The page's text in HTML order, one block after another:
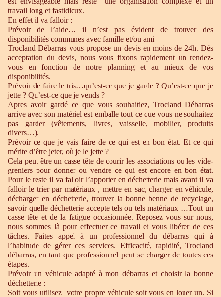
travail long et fastidieux.
En effet il va falloir :
Prévoir de l’aide… il n’est pas évident de trouver des
disponibilités communes avec famille et/ou ami
Trocland Débarras vous propose un devis en moins de 24h. Dés
acceptation du devis, nous vous fixons rapidement un rendez-
vous en fonction de notre planning et au mieux de vos
disponibilités.
Prévoir de faire le tris…qu’est-ce que je garde ? Qu’est-ce que je
jette ? Qu’est-ce que je vends ?
Apres avoir gardé ce que vous souhaitiez, Trocland Débarras
arrive avec son matériel est emballe tout ce que vous ne souhaitez
pas garder (vêtements, livres, vaisselle, mobilier, produits
divers…).
Prévoir ce que je vais faire de ce qui est en bon état. Et ce qui
mérite d’être jeter, où je le jette ?
Cela peut être un casse tête de courir les associations ou les vide-
greniers pour donner ou vendre ce qui est encore en bon état.
Pour le reste il va falloir l’apporter en déchetterie mais avant il va
falloir le trier par matériaux , mettre en sac, charger en véhicule,
décharger en déchetterie, trouver la bonne benne de recyclage,
savoir quelle déchetterie accepte tels ou tels matériaux …Tout un
casse tête et de la fatigue occasionnée. Reposez vous sur nous,
nous sommes là pour effectuer ce travail et vous libérer de ces
tâches. Faites appel à un professionnel du débarras qui à
l’habitude de gérer ces services. Efficacité, rapidité, Trocland
débarras, en tant que professionnel peut se charger de toutes ces
étapes.
Prévoir un véhicule adapté à mon débarras et choisir la bonne
déchetterie :
Soit vous utilisez votre propre véhicule soit vous en louer un. Si